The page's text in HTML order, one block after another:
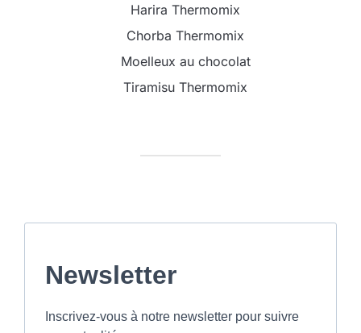
Harira Thermomix
Chorba Thermomix
Moelleux au chocolat
Tiramisu Thermomix
Newsletter
Inscrivez-vous à notre newsletter pour suivre